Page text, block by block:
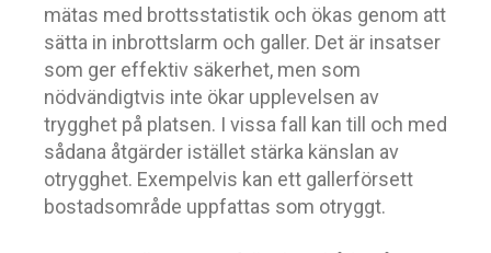
mätas med brottsstatistik och ökas genom att
sätta in inbrottslarm och galler. Det är insatser
som ger effektiv säkerhet, men som
nödvändigtvis inte ökar upplevelsen av
trygghet på platsen. I vissa fall kan till och med
sådana åtgärder istället stärka känslan av
otrygghet. Exempelvis kan ett gallerförsett
bostadsområde uppfattas som otryggt.